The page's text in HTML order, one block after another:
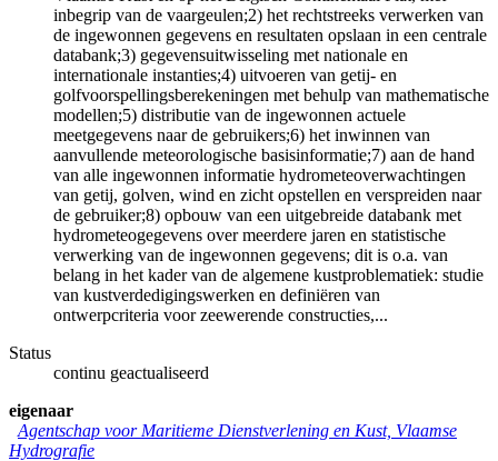
inbegrip van de vaargeulen;2) het rechtstreeks verwerken van
de ingewonnen gegevens en resultaten opslaan in een centrale
databank;3) gegevensuitwisseling met nationale en
internationale instanties;4) uitvoeren van getij- en
golfvoorspellingsberekeningen met behulp van mathematische
modellen;5) distributie van de ingewonnen actuele
meetgegevens naar de gebruikers;6) het inwinnen van
aanvullende meteorologische basisinformatie;7) aan de hand
van alle ingewonnen informatie hydrometeoverwachtingen
van getij, golven, wind en zicht opstellen en verspreiden naar
de gebruiker;8) opbouw van een uitgebreide databank met
hydrometeogegevens over meerdere jaren en statistische
verwerking van de ingewonnen gegevens; dit is o.a. van
belang in het kader van de algemene kustproblematiek: studie
van kustverdedigingswerken en definiëren van
ontwerpcriteria voor zeewerende constructies,...
Status
continu geactualiseerd
eigenaar
Agentschap voor Maritieme Dienstverlening en Kust, Vlaamse
Hydrografie